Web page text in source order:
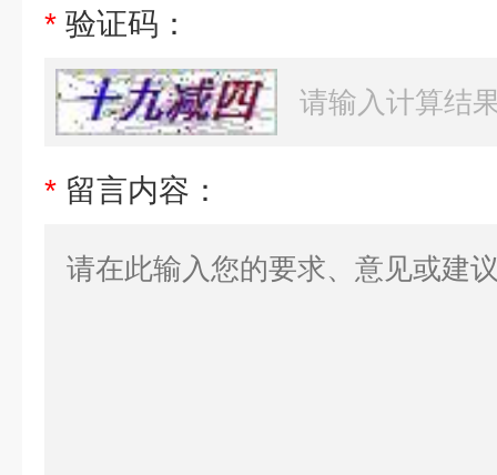
* 验证码：
* 留言内容：